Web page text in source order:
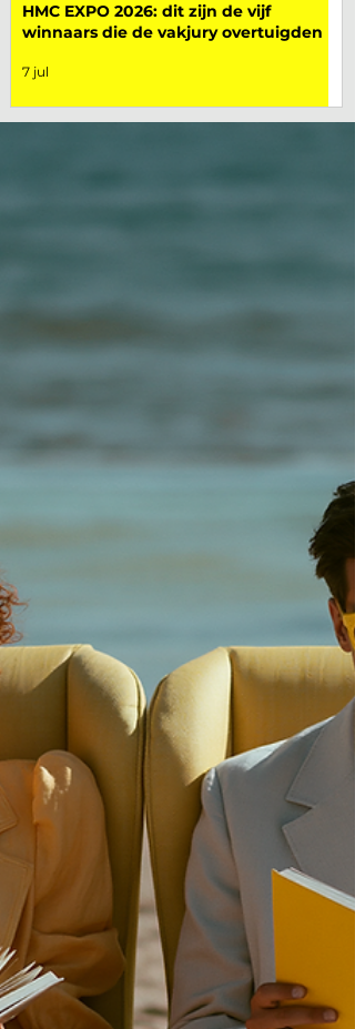
HMC EXPO 2026: dit zijn de vijf
winnaars die de vakjury overtuigden
7 jul